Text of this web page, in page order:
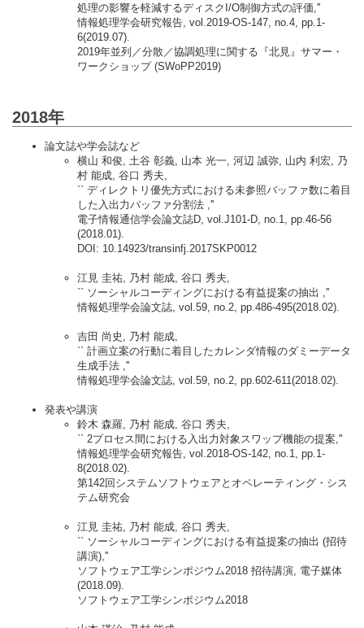
処理の影響を軽減するディスクI/O制御方式の評価,''
情報処理学会研究報告, vol.2019-OS-147, no.4, pp.1-
6(2019.07).
2019年並列／分散／協調処理に関する『北見』サマー・
ワークショップ (SWoPP2019)
2018年
論文誌や学会誌など
横山 和俊, 土谷 彰義, 山本 光一, 河辺 誠弥, 山内 利宏, 乃
村 能成, 谷口 秀夫,
`` ディレクトリ優先方式における未参照バッファ数に着目
した入出力バッファ分割法 ,''
電子情報通信学会論文誌D, vol.J101-D, no.1, pp.46-56
(2018.01).
DOI: 10.14923/transinfj.2017SKP0012
江見 圭祐, 乃村 能成, 谷口 秀夫,
`` ソーシャルコーディングにおける有益提案の抽出 ,''
情報処理学会論文誌, vol.59, no.2, pp.486-495(2018.02).
吉田 尚史, 乃村 能成,
`` 計画立案の行動に着目したカレンダ情報のダミーデータ
生成手法 ,''
情報処理学会論文誌, vol.59, no.2, pp.602-611(2018.02).
発表や講演
鈴木 森羅, 乃村 能成, 谷口 秀夫,
`` 2プロセス間における入出力対象スワップ機能の提案,''
情報処理学会研究報告, vol.2018-OS-142, no.1, pp.1-
8(2018.02).
第142回システムソフトウェアとオペレーティング・シス
テム研究会
江見 圭祐, 乃村 能成, 谷口 秀夫,
`` ソーシャルコーディングにおける有益提案の抽出 (招待
講演),''
ソフトウェア工学シンポジウム2018 招待講演, 電子媒体
(2018.09).
ソフトウェア工学シンポジウム2018